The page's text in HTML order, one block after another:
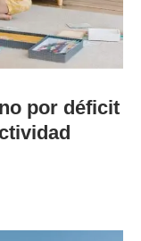
por déficit